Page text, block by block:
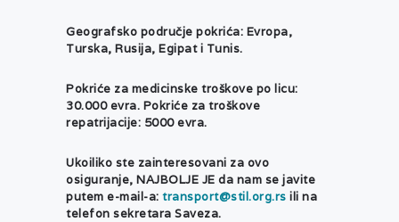
Geografsko područje pokrića: Evropa,
Turska, Rusija, Egipat i Tunis.
Pokriće za medicinske troškove po licu:
30.000 evra. Pokriće za troškove
repatrijacije: 5000 evra.
Ukoiliko ste zainteresovani za ovo
osiguranje, NAJBOLJE JE da nam se javite
putem e-mail-a: transport@stil.org.rs ili na
telefon sekretara Saveza.